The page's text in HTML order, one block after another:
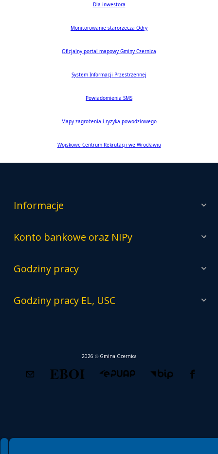
Dla inwestora
Monitorowanie starorzecza Odry
Oficjalny portal mapowy Gminy Czernica
System Informacji Przestrzennej
Powiadomienia SMS
Mapy zagrożenia i ryzyka powodziowego
Wojskowe Centrum Rekrutacji we Wrocławiu
Informacje
Konto bankowe oraz NIPy
Godziny pracy
Godziny pracy EL, USC
2026 © Gmina Czernica
Spełniamy standardy WCAG 2.2
Spełniamy standardy W3C